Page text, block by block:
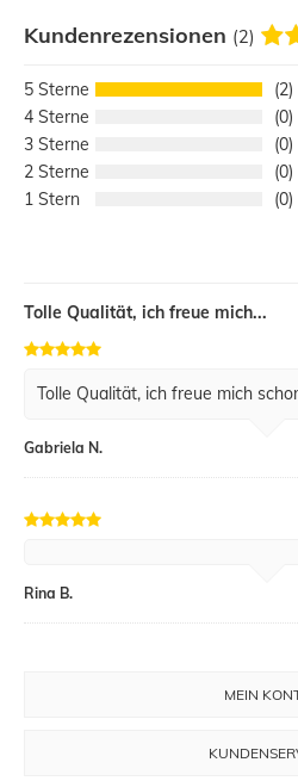
Kundenrezensionen (2)
5
2
4
0
3
0
2
0
1
0
Tolle Qualität, ich freue mich...
Tolle Qualität, ich freue mich
Gabriela N.
Rina B.
MEIN